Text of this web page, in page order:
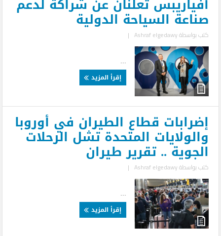
صناعة السياحة الدولية
كتب بواسطةAshraf elgedawy
|
إقرأ المزيد
إضرابات قطاع الطيران في أوروبا
والولايات المتحدة تشل الرحلات
الجوية .. تقرير طيران
كتب بواسطةAshraf elgedawy
|
إقرأ المزيد